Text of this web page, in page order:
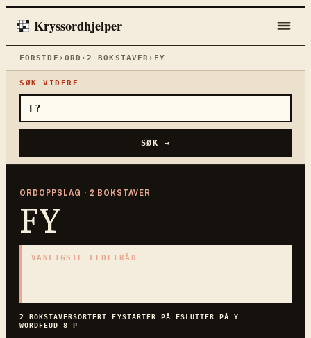
Kryssordhjelper
FORSIDE › ORD ›2 BOKSTAVER › FY
SØK VIDERE
SØK →
ORDOPPSLAG · 2 BOKSTAVER
FY
VANLIGSTE LEDETRÅD
2 BOKSTAVERSORTERTFYSTARTER PÅ FSLUTTER PÅY
WORDFEUD8 P